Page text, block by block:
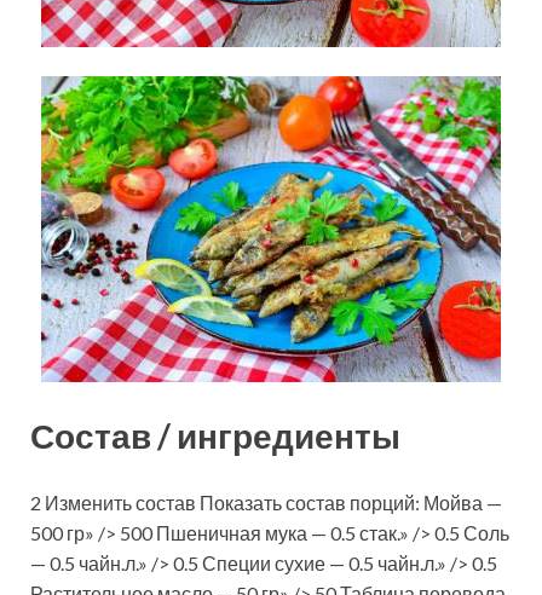
Состав / ингредиенты
2 Изменить состав Показать состав порций: Мойва —
500 гр» /> 500 Пшеничная мука — 0.5 стак.» /> 0.5 Соль
— 0.5 чайн.л.» /> 0.5 Специи сухие — 0.5 чайн.л.» /> 0.5